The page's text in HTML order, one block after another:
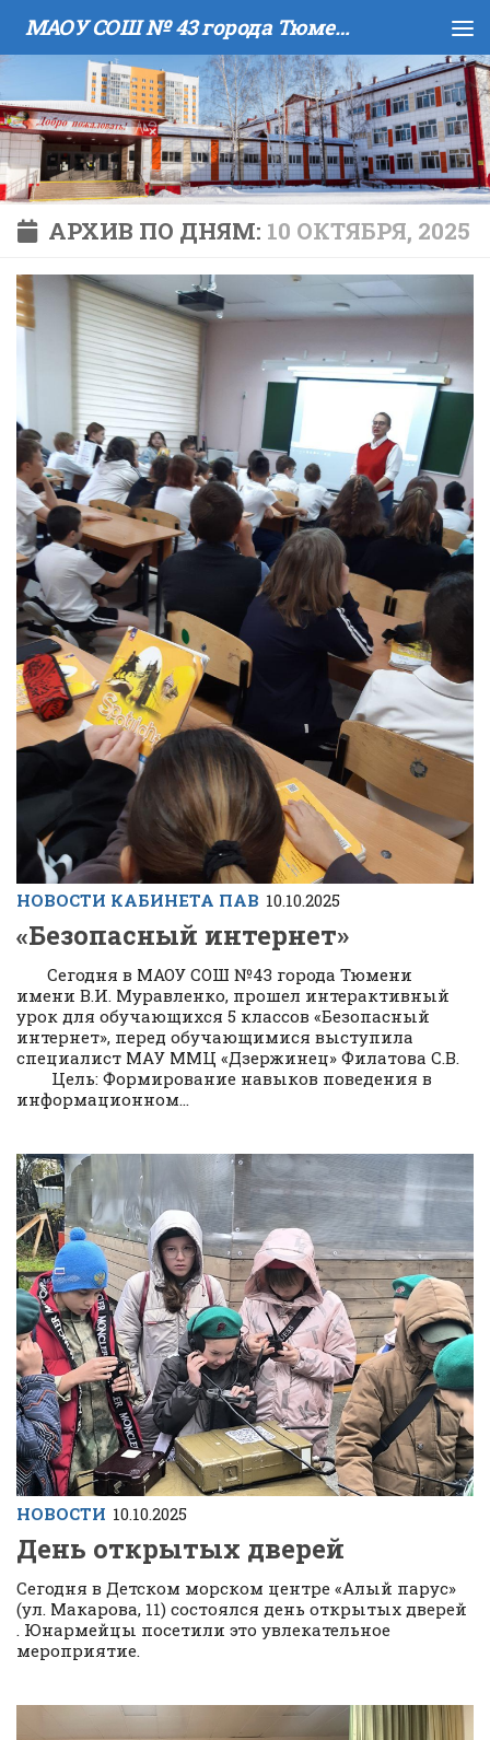
Skip to content МАОУ COШ № 43 города Тюмени имени В.И. Муравленко
АРХИВ ПО ДНЯМ: 10 ОКТЯБРЯ, 2025
НОВОСТИ КАБИНЕТА ПАВ 10.10.2025
«Безопасный интернет»
Сегодня в МАОУ СОШ №43 города Тюмени
имени В.И. Муравленко, прошел интерактивный
урок для обучающихся 5 классов «Безопасный
интернет», перед обучающимися выступила
специалист МАУ ММЦ «Дзержинец» Филатова С.В.
Цель: Формирование навыков поведения в
информационном...
НОВОСТИ 10.10.2025
День открытых дверей
Сегодня в Детском морском центре «Алый парус»
(ул. Макарова, 11) состоялся день открытых дверей
. Юнармейцы посетили это увлекательное
мероприятие.